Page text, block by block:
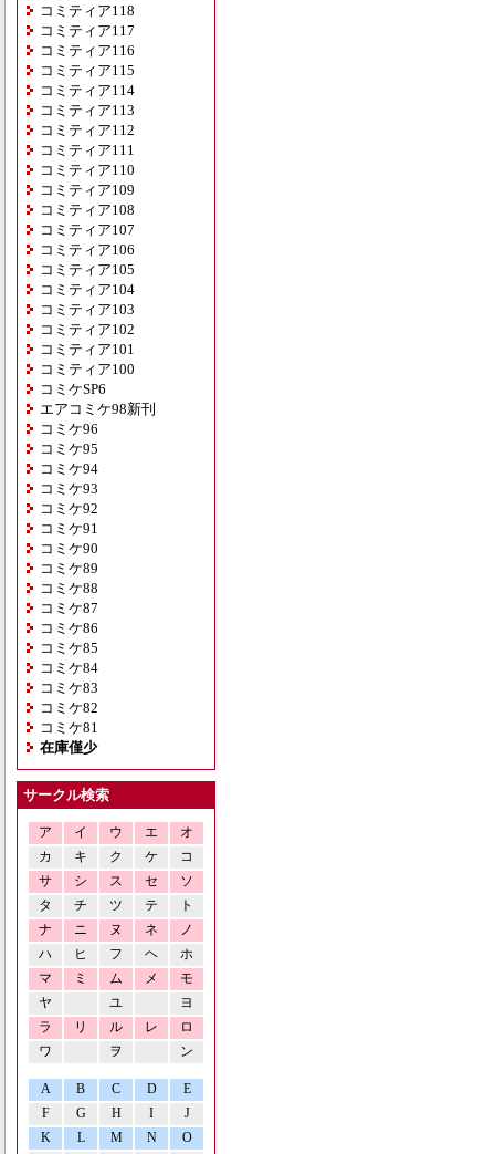
コミティア118
コミティア117
コミティア116
コミティア115
コミティア114
コミティア113
コミティア112
コミティア111
コミティア110
コミティア109
コミティア108
コミティア107
コミティア106
コミティア105
コミティア104
コミティア103
コミティア102
コミティア101
コミティア100
コミケSP6
エアコミケ98新刊
コミケ96
コミケ95
コミケ94
コミケ93
コミケ92
コミケ91
コミケ90
コミケ89
コミケ88
コミケ87
コミケ86
コミケ85
コミケ84
コミケ83
コミケ82
コミケ81
在庫僅少
サークル検索
ア イ ウ エ
オ
カ
キ ク ケ
コ
サ
シ ス セ
ソ
タ
チ ツ テ
ト
ナ
ニ ヌ ネ
ノ
ハ
ヒ フ ヘ
ホ
マ
ミ ム メ
モ
ヤ
ユ
ヨ
ラ
リ ル レ
ロ
ワ
ヲ ン
A B C D
E
F
G H I
J
K
L M N O